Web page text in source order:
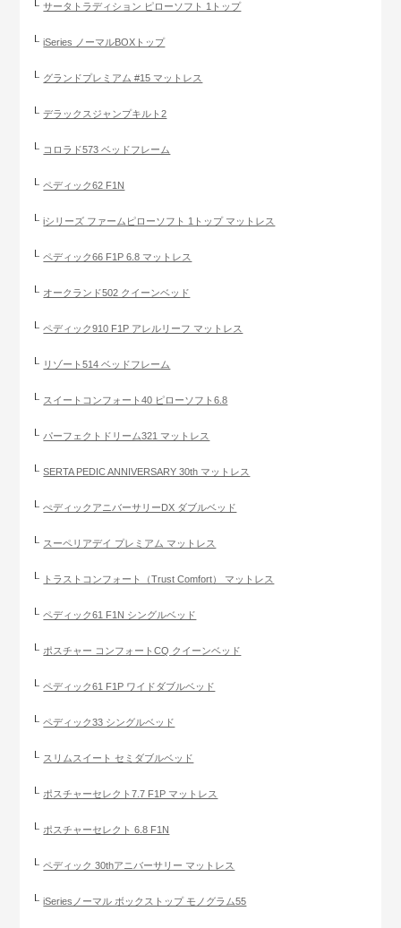
サータトラディション ピローソフト 1トップ
iSeries ノーマルBOXトップ
グランドプレミアム #15 マットレス
デラックスジャンプキルト2
コロラド573 ベッドフレーム
ペディック62 F1N
iシリーズ ファームピローソフト 1トップ マットレス
ペディック66 F1P 6.8 マットレス
オークランド502 クイーンベッド
ペディック910 F1P アレルリーフ マットレス
リゾート514 ベッドフレーム
スイートコンフォート40 ピローソフト6.8
パーフェクトドリーム321 マットレス
SERTA PEDIC ANNIVERSARY 30th マットレス
ぺディックアニバーサリーDX ダブルベッド
スーペリアデイ プレミアム マットレス
トラストコンフォート（Trust Comfort） マットレス
ペディック61 F1N シングルベッド
ポスチャー コンフォートCQ クイーンベッド
ペディック61 F1P ワイドダブルベッド
ペディック33 シングルベッド
スリムスイート セミダブルベッド
ポスチャーセレクト7.7 F1P マットレス
ポスチャーセレクト 6.8 F1N
ペディック 30thアニバーサリー マットレス
iSeriesノーマル ボックストップ モノグラム55